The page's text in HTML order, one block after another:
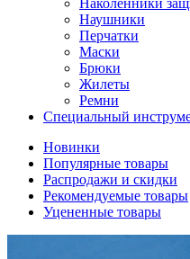
Наколенники
Наушники
Перчатки
Маски
Брюки
Жилеты
Ремни
Специальный
Новинки
Популярные товары
Распродажи и скидки
Рекомендуемые товары
Уцененные товары